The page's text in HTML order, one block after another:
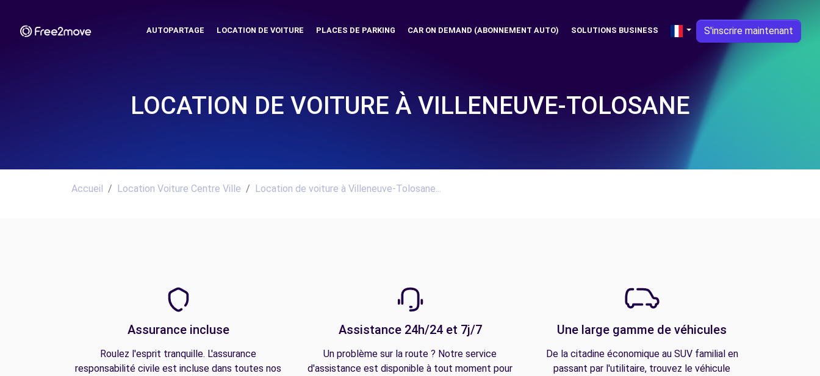
AUTOPARTAGE LOCATION DE VOITURE PLACES DE PARKING CAR ON DEMAND (ABONNEMENT AUTO) SOLUTIONS BUSINESS S'inscrire maintenant
LOCATION DE VOITURE À VILLENEUVE-TOLOSANE
Accueil Location Voiture Centre Ville Location de voiture à Villeneuve-Tolosane...
Assurance incluse
Roulez l'esprit tranquille. L'assurance
responsabilité civile est incluse dans toutes nos
Assistance 24h/24 et 7j/7
Un problème sur la route ? Notre service
d'assistance est disponible à tout moment pour
Une large gamme de véhicules
De la citadine économique au SUV familial en
passant par l'utilitaire, trouvez le véhicule